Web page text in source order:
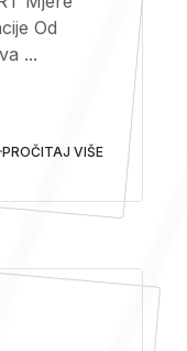
Od
...
PROČITAJ VIŠE